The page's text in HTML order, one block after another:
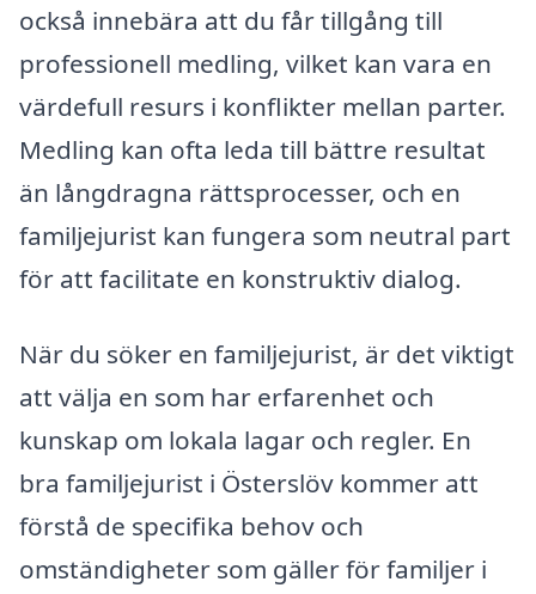
också innebära att du får tillgång till
professionell medling, vilket kan vara en
värdefull resurs i konflikter mellan parter.
Medling kan ofta leda till bättre resultat
än långdragna rättsprocesser, och en
familjejurist kan fungera som neutral part
för att facilitate en konstruktiv dialog.
När du söker en familjejurist, är det viktigt
att välja en som har erfarenhet och
kunskap om lokala lagar och regler. En
bra familjejurist i Österslöv kommer att
förstå de specifika behov och
omständigheter som gäller för familjer i